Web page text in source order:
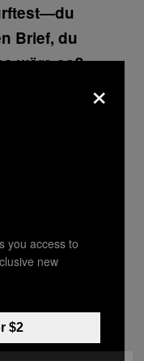
Brief, du
wäre es?
dass Männer
sich
normale
in der Natur
nicht
keine Gefahr
doch immer
sie
×
you access to
new
$2